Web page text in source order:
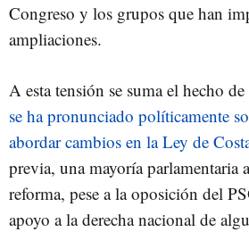
Congreso y los grupos que han
ampliaciones.
A esta tensión se suma el hecho
se ha pronunciado políticamente
abordar cambios en la Ley de
previa, una mayoría parlamentaria
reforma, pese a la oposición del
apoyo a la derecha nacional de